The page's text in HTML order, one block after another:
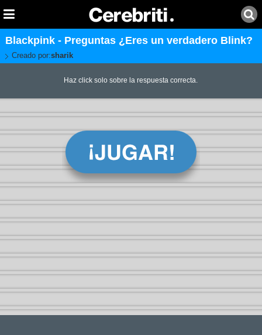
Blackpink - Preguntas ¿Eres un verdadero Blink?
Creado por:sharik
Haz click solo sobre la respuesta correcta.